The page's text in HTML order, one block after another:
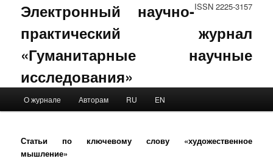
ISSN 2225-3157
Электронный научно-
практический журнал
«Гуманитарные научные
исследования»
Skip to primary content
Skip to secondary content
О журнале Авторам RU EN
Статьи по ключевому слову «художественное
мышление»